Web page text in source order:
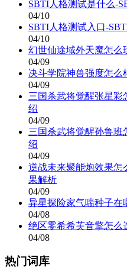
SBTI人格测试是什么-
04/10
SBTI人格测试入口-
04/10
幻世仙途域外天魔怎么
04/09
决斗学院神兽强度怎么
04/09
三国杀武将觉醒张星彩
绍
04/09
三国杀武将觉醒孙鲁班
绍
04/09
逆战未来聚能炮效果怎
果解析
04/09
异星探险家气喘种子在
04/08
绝区零希希芙音擎怎么
04/08
热门词库